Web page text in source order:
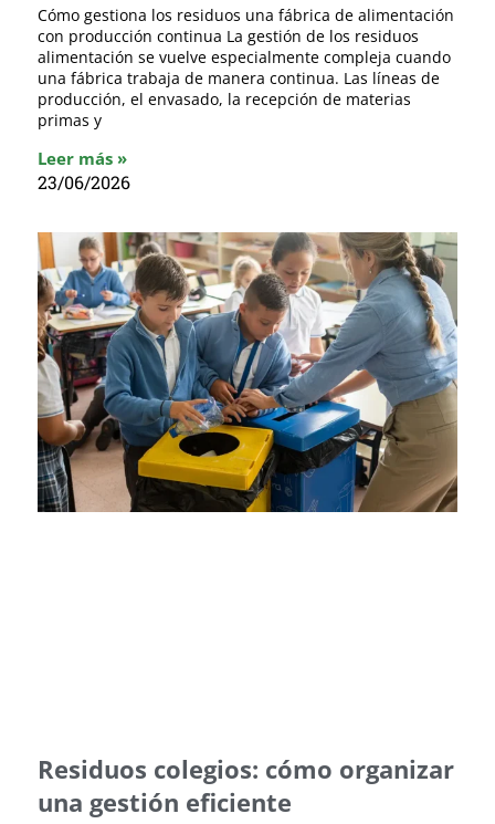
Cómo gestiona los residuos una fábrica de alimentación
con producción continua La gestión de los residuos
alimentación se vuelve especialmente compleja cuando
una fábrica trabaja de manera continua. Las líneas de
producción, el envasado, la recepción de materias
primas y
Leer más »
23/06/2026
Residuos colegios: cómo organizar
una gestión eficiente